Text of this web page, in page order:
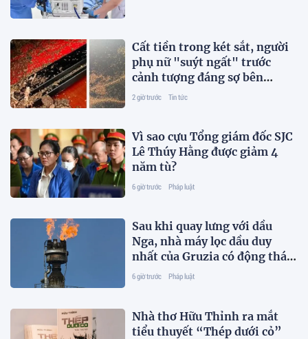
Cất tiền trong két sắt, người
phụ nữ "suýt ngất" trước
cảnh tượng đáng sợ bên
trong
2 giờ trước Tin tức
Vì sao cựu Tổng giám đốc SJC
Lê Thúy Hằng được giảm 4
năm tù?
6 giờ trước Pháp luật
Sau khi quay lưng với dầu
Nga, nhà máy lọc dầu duy
nhất của Gruzia có động thái
mới
6 giờ trước Pháp luật
Nhà thơ Hữu Thỉnh ra mắt
tiểu thuyết “Thép dưới cỏ”